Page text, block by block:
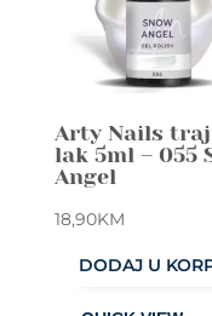
Arty Nails
lak 5ml – 055
Angel
18,90KM
DODAJ U